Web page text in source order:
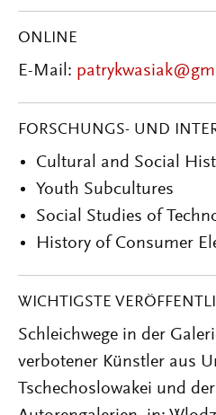
ONLINE
E-Mail:
FORSCHUNGS- UND
Cultural and Social
Youth Subcultures
Social Studies of
History of Consumer
WICHTIGSTE
Schleichwege in der
verbotener Künstler aus
Tschechoslowakei und